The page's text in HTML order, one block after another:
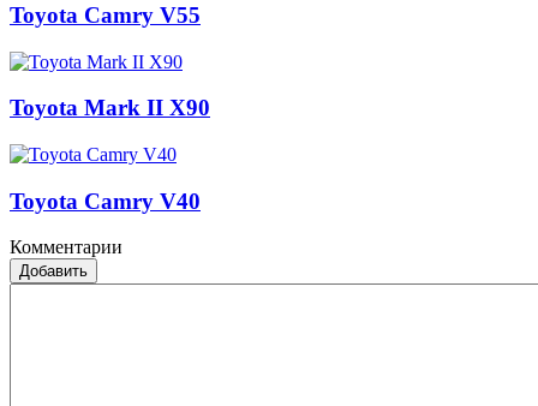
Toyota Camry V55
Toyota Mark II X90
Toyota Camry V40
Комментарии
Добавить